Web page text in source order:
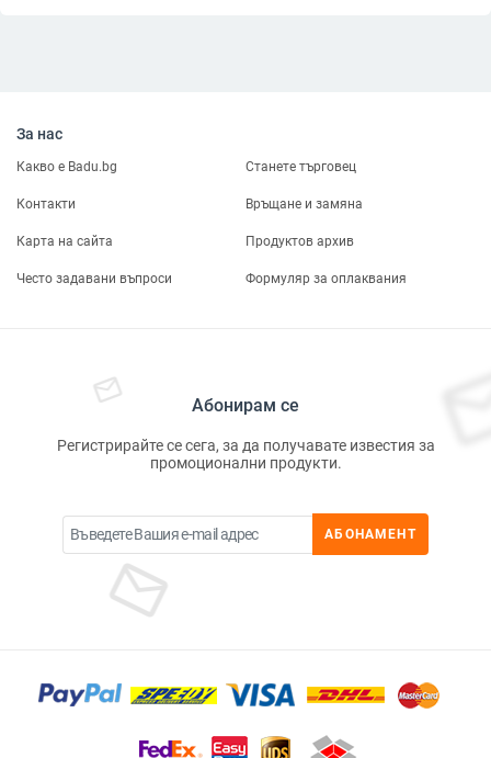
За нас
Какво е Badu.bg Станете търговец
Контакти Връщане и замяна
Карта на сайта Продуктов архив
Често задавани въпроси Формуляр за оплаквания
Абонирам се
Регистрирайте се сега, за да получавате известия за
промоционални продукти.
АБОНАМЕНТ